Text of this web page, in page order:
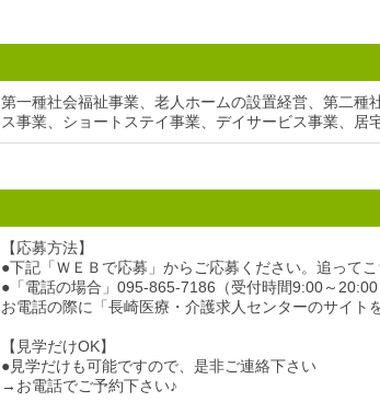
第一種社会福祉事業、老人ホームの設置経営、第二種
ス事業、ショートステイ事業、デイサービス事業、居
【応募方法】
●下記「ＷＥＢで応募」からご応募ください。追ってこ
●「電話の場合」095-865-7186（受付時間9:00～20:00
お電話の際に「長崎医療・介護求人センターのサイト
【見学だけOK】
●見学だけも可能ですので、是非ご連絡下さい
→お電話でご予約下さい♪